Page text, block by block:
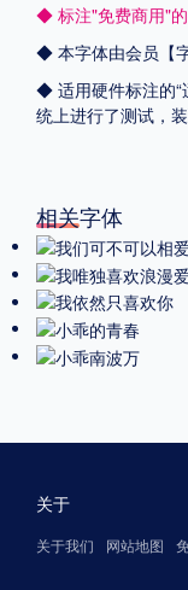
◆ 标注"免费商用"
◆ 本字体由会员【
◆ 适用硬件标注的“
统上进行了测试，
相关字体
关于
关于我们 网站地图